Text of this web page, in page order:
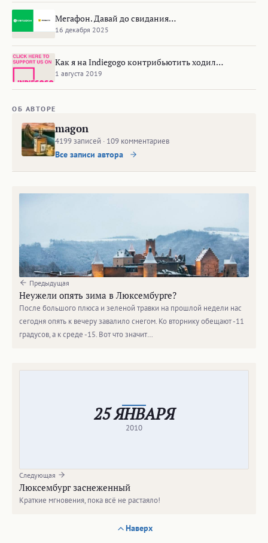
Мегафон. Давай до свидания…
16 декабря 2025
Как я на Indiegogo контрибьютить ходил…
1 августа 2019
ОБ АВТОРЕ
magon
4199 записей · 109 комментариев
Все записи автора
Предыдущая
Неужели опять зима в Люксембурге?
После большого плюса и зеленой травки на прошлой недели нас
сегодня опять к вечеру завалило снегом. Ко вторнику обещают -11
градусов, а к среде -15. Вот что значит…
25 ЯНВАРЯ
2010
Следующая
Люксембург заснеженный
Краткие мгновения, пока всё не растаяло!
Наверх